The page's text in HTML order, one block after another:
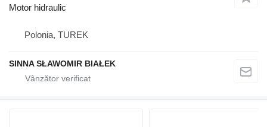
Motor hidraulic
Polonia, TUREK
SINNA SŁAWOMIR BIAŁEK